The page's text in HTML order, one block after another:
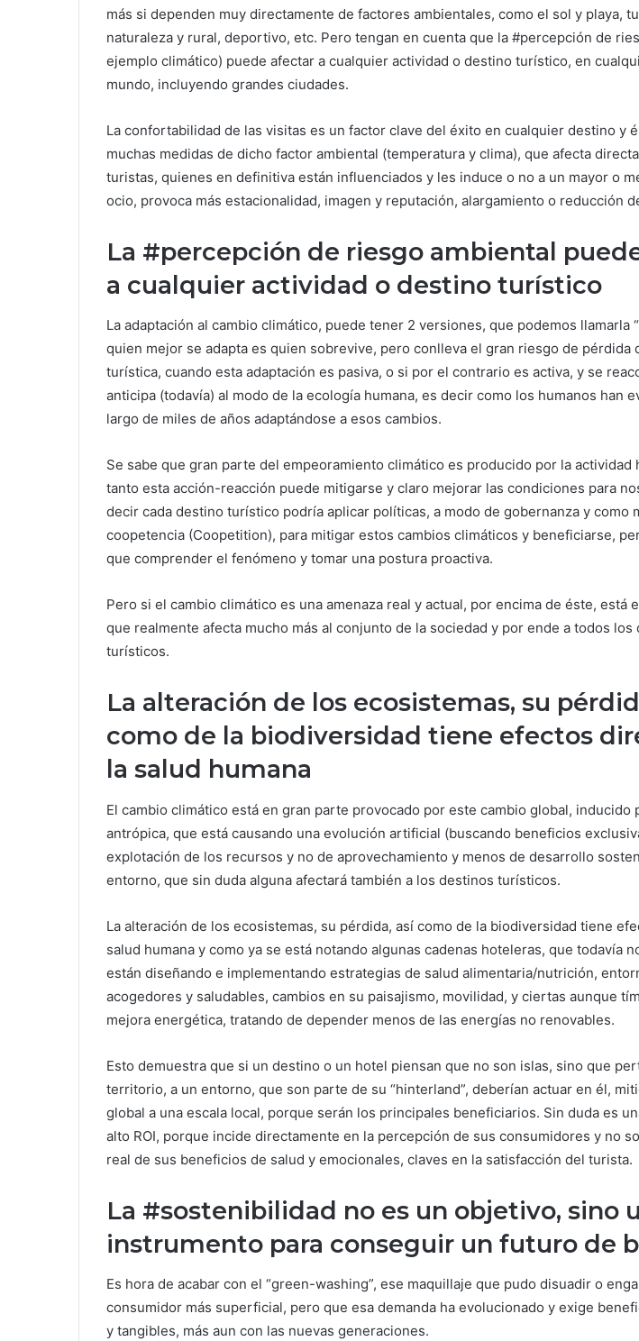
más si dependen muy directamente de factores ambientales, como el sol y playa,
naturaleza y rural, deportivo, etc. Pero tengan en cuenta que la #percepción de
ejemplo climático) puede afectar a cualquier actividad o destino turístico, en
mundo, incluyendo grandes ciudades.
La confortabilidad de las visitas es un factor clave del éxito en cualquier destino y
muchas medidas de dicho factor ambiental (temperatura y clima), que afecta
turistas, quienes en definitiva están influenciados y les induce o no a un mayor o
ocio, provoca más estacionalidad, imagen y reputación, alargamiento o reducción
La #percepción de riesgo ambiental
a cualquier actividad o destino turístico
La adaptación al cambio climático, puede tener 2 versiones, que podemos llamarla
quien mejor se adapta es quien sobrevive, pero conlleva el gran riesgo de pérdida
turística, cuando esta adaptación es pasiva, o si por el contrario es activa, y se
anticipa (todavía) al modo de la ecología humana, es decir como los humanos han
largo de miles de años adaptándose a esos cambios.
Se sabe que gran parte del empeoramiento climático es producido por la actividad
tanto esta acción-reacción puede mitigarse y claro mejorar las condiciones para
decir cada destino turístico podría aplicar políticas, a modo de gobernanza y como
coopetencia (Coopetition), para mitigar estos cambios climáticos y beneficiarse,
que comprender el fenómeno y tomar una postura proactiva.
Pero si el cambio climático es una amenaza real y actual, por encima de éste, está
que realmente afecta mucho más al conjunto de la sociedad y por ende a todos los
turísticos.
La alteración de los ecosistemas, su
como de la biodiversidad tiene efectos
la salud humana
El cambio climático está en gran parte provocado por este cambio global, inducido
antrópica, que está causando una evolución artificial (buscando beneficios
explotación de los recursos y no de aprovechamiento y menos de desarrollo
entorno, que sin duda alguna afectará también a los destinos turísticos.
La alteración de los ecosistemas, su pérdida, así como de la biodiversidad tiene
salud humana y como ya se está notando algunas cadenas hoteleras, que todavía
están diseñando e implementando estrategias de salud alimentaria/nutrición,
acogedores y saludables, cambios en su paisajismo, movilidad, y ciertas aunque
mejora energética, tratando de depender menos de las energías no renovables.
Esto demuestra que si un destino o un hotel piensan que no son islas, sino que
territorio, a un entorno, que son parte de su “hinterland”, deberían actuar en él,
global a una escala local, porque serán los principales beneficiarios. Sin duda es
alto ROI, porque incide directamente en la percepción de sus consumidores y no
real de sus beneficios de salud y emocionales, claves en la satisfacción del turista.
La #sostenibilidad no es un objetivo, sino
instrumento para conseguir un futuro de
Es hora de acabar con el “green-washing”, ese maquillaje que pudo disuadir o
consumidor más superficial, pero que esa demanda ha evolucionado y exige
y tangibles, más aun con las nuevas generaciones.